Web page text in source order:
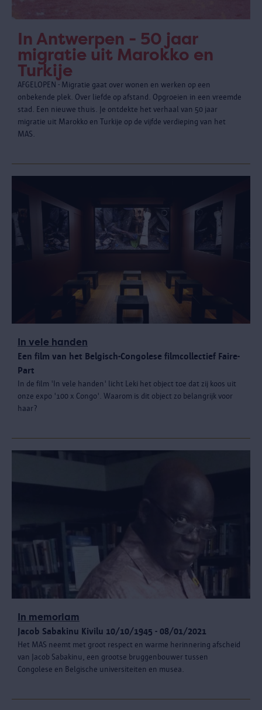
In Antwerpen - 50 jaar
migratie uit Marokko en
Turkije
AFGELOPEN - Migratie gaat over wonen en werken op een
onbekende plek. Over liefde op afstand. Opgroeien in een vreemde
stad. Een nieuwe thuis. Je ontdekte het verhaal van 50 jaar
migratie uit Marokko en Turkije op de vijfde verdieping van het
MAS.
In vele handen
Een film van het Belgisch-Congolese filmcollectief Faire-
Part
In de film 'In vele handen' licht Leki het object toe dat zij koos uit
onze expo '100 x Congo'. Waarom is dit object zo belangrijk voor
haar?
In memoriam
Jacob Sabakinu Kivilu 10/10/1945 - 08/01/2021
Het MAS neemt met groot respect en warme herinnering afscheid
van Jacob Sabakinu, een grootse bruggenbouwer tussen
Congolese en Belgische universiteiten en musea.